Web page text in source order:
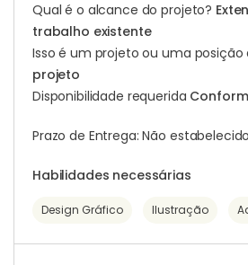
Qual é o alcance do projeto?
trabalho existente
Isso é um projeto ou uma posição
projeto
Disponibilidade requerida
Prazo de Entrega: Não estabelecido
Habilidades necessárias
Design Gráfico Ilustração